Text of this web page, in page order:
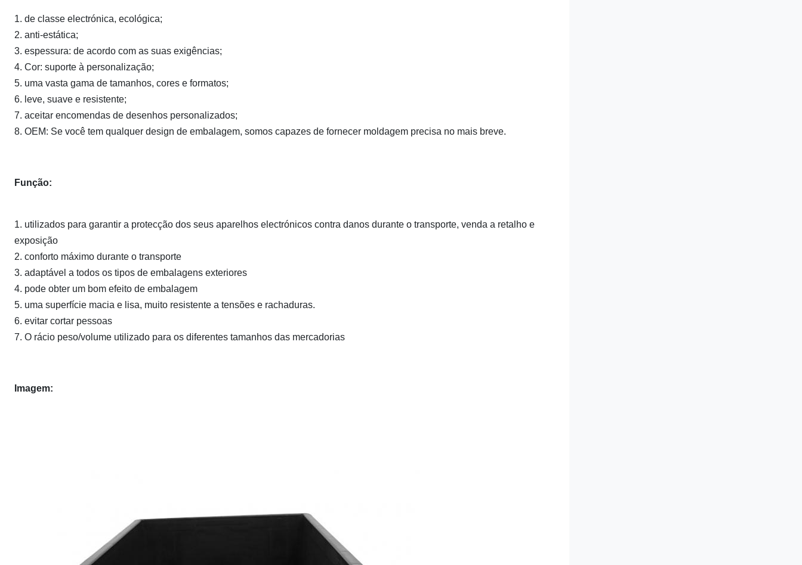
1. de classe electrónica, ecológica;
2. anti-estática;
3. espessura: de acordo com as suas exigências;
4. Cor: suporte à personalização;
5. uma vasta gama de tamanhos, cores e formatos;
6. leve, suave e resistente;
7. aceitar encomendas de desenhos personalizados;
8. OEM: Se você tem qualquer design de embalagem, somos capazes de fornecer moldagem precisa no mais breve.
Função:
1. utilizados para garantir a protecção dos seus aparelhos electrónicos contra danos durante o transporte, venda a retalho e
exposição
2. conforto máximo durante o transporte
3. adaptável a todos os tipos de embalagens exteriores
4. pode obter um bom efeito de embalagem
5. uma superfície macia e lisa, muito resistente a tensões e rachaduras.
6. evitar cortar pessoas
7. O rácio peso/volume utilizado para os diferentes tamanhos das mercadorias
Imagem: